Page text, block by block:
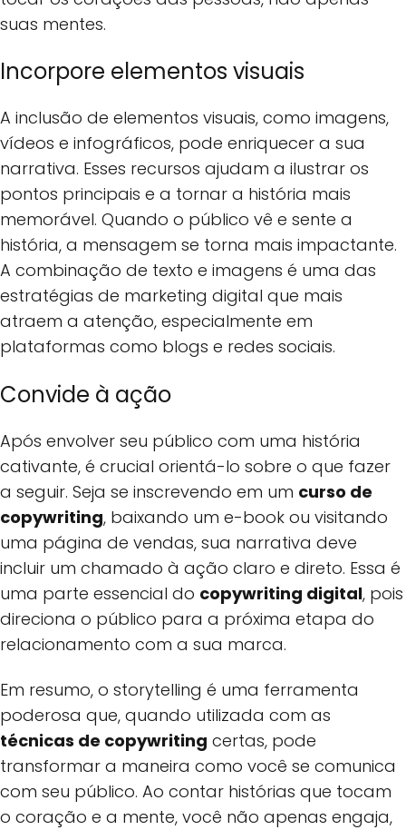
suas mentes.
Incorpore elementos visuais
A inclusão de elementos visuais, como imagens,
vídeos e infográficos, pode enriquecer a sua
narrativa. Esses recursos ajudam a ilustrar os
pontos principais e a tornar a história mais
memorável. Quando o público vê e sente a
história, a mensagem se torna mais impactante.
A combinação de texto e imagens é uma das
estratégias de marketing digital que mais
atraem a atenção, especialmente em
plataformas como blogs e redes sociais.
Convide à ação
Após envolver seu público com uma história
cativante, é crucial orientá-lo sobre o que fazer
a seguir. Seja se inscrevendo em um curso de
copywriting, baixando um e-book ou visitando
uma página de vendas, sua narrativa deve
incluir um chamado à ação claro e direto. Essa é
uma parte essencial do copywriting digital, pois
direciona o público para a próxima etapa do
relacionamento com a sua marca.
Em resumo, o storytelling é uma ferramenta
poderosa que, quando utilizada com as
técnicas de copywriting certas, pode
transformar a maneira como você se comunica
com seu público. Ao contar histórias que tocam
o coração e a mente, você não apenas engaja,